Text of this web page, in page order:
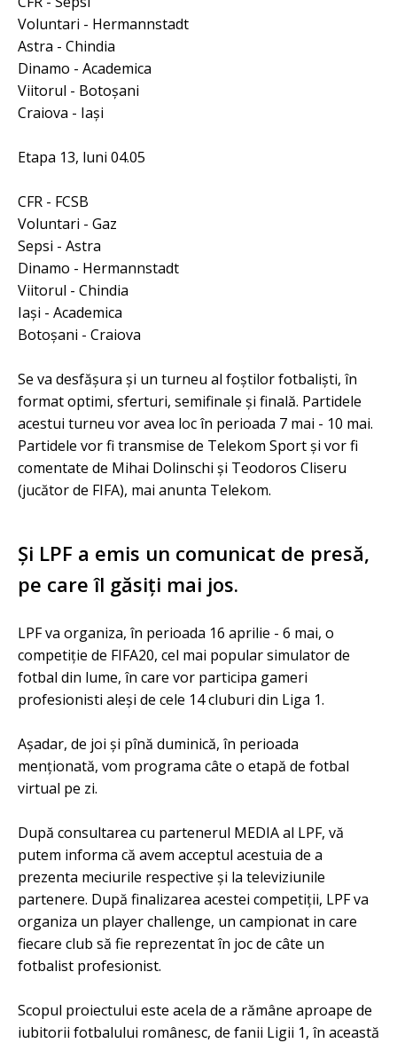
Voluntari - Hermannstadt
Astra - Chindia
Dinamo - Academica
Viitorul - Botoşani
Craiova - Iaşi
Etapa 13, luni 04.05
CFR - FCSB
Voluntari - Gaz
Sepsi - Astra
Dinamo - Hermannstadt
Viitorul - Chindia
Iaşi - Academica
Botoşani - Craiova
Se va desfăşura şi un turneu al foştilor fotbalişti, în
format optimi, sferturi, semifinale şi finală. Partidele
acestui turneu vor avea loc în perioada 7 mai - 10 mai.
Partidele vor fi transmise de Telekom Sport şi vor fi
comentate de Mihai Dolinschi şi Teodoros Cliseru
(jucător de FIFA), mai anunta Telekom.
Și LPF a emis un comunicat de presă,
pe care îl găsiți mai jos.
LPF va organiza, în perioada 16 aprilie - 6 mai, o
competiție de FIFA20, cel mai popular simulator de
fotbal din lume, în care vor participa gameri
profesionisti aleși de cele 14 cluburi din Liga 1.
Așadar, de joi și pînă duminică, în perioada
menționată, vom programa câte o etapă de fotbal
virtual pe zi.
După consultarea cu partenerul MEDIA al LPF, vă
putem informa că avem acceptul acestuia de a
prezenta meciurile respective și la televiziunile
partenere. După finalizarea acestei competiții, LPF va
organiza un player challenge, un campionat in care
fiecare club să fie reprezentat în joc de câte un
fotbalist profesionist.
Scopul proiectului este acela de a rămâne aproape de
iubitorii fotbalului românesc, de fanii Ligii 1, în această